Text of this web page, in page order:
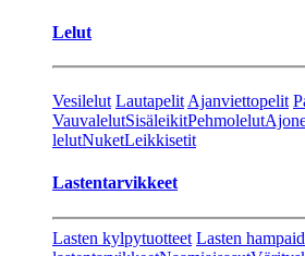
Lelut
Vesilelut Lautapelit Ajanviettopelit
VauvalelutSisäleikitPehmolelut
lelutNuketLeikkisetit
Lastentarvikkeet
Lasten kylpytuotteet Lasten